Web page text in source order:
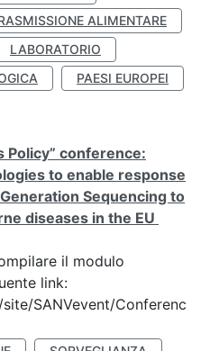
ALIMENTARE
LABORATORIO
PAESI EUROPEI
Policy” conference:
to enable response
Sequencing to
diseases in the EU
il modulo
link:
SANVevent/Conferenc